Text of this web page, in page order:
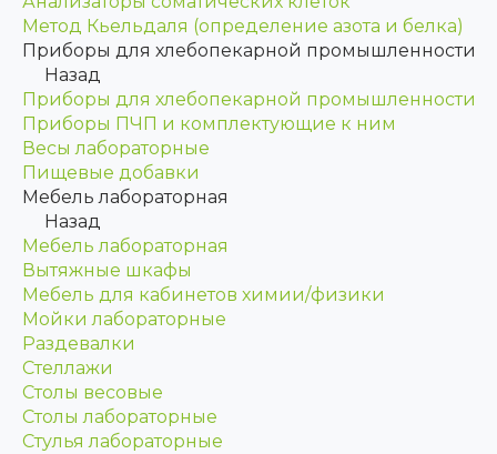
Метод Кьельдаля (определение азота и белка)
Приборы для хлебопекарной промышленности
Назад
Приборы для хлебопекарной промышленности
Приборы ПЧП и комплектующие к ним
Весы лабораторные
Пищевые добавки
Мебель лабораторная
Назад
Мебель лабораторная
Вытяжные шкафы
Мебель для кабинетов химии/физики
Мойки лабораторные
Раздевалки
Стеллажи
Столы весовые
Столы лабораторные
Стулья лабораторные